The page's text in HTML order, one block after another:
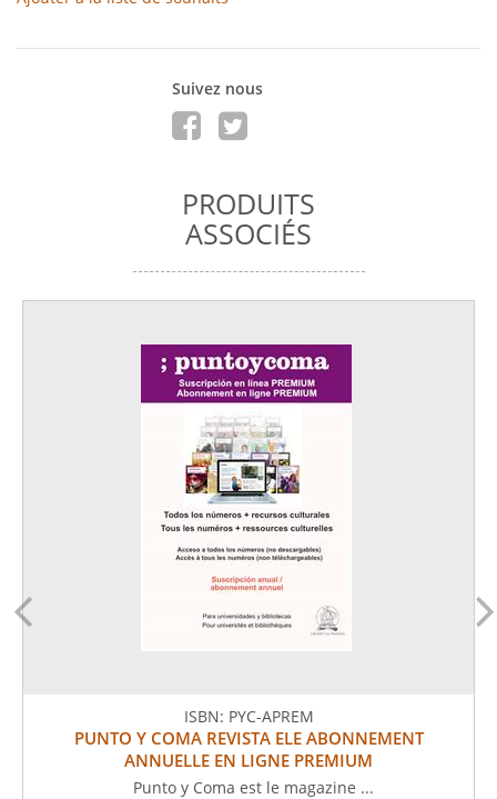
Suivez nous
PRODUITS
ASSOCIÉS
ISBN: PYC-APREM
PUNTO Y COMA REVISTA ELE ABONNEMENT
ANNUELLE EN LIGNE PREMIUM
Punto y Coma est le magazine ...